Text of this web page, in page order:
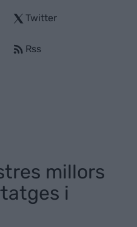
Twitter
Rss
millors
i